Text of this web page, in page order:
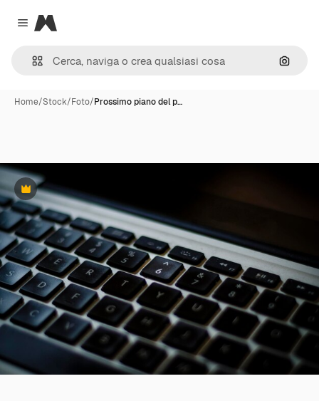
Close menu
Magnific
Cerca
Home/Stock/Foto/Prossimo piano del p…
Premium